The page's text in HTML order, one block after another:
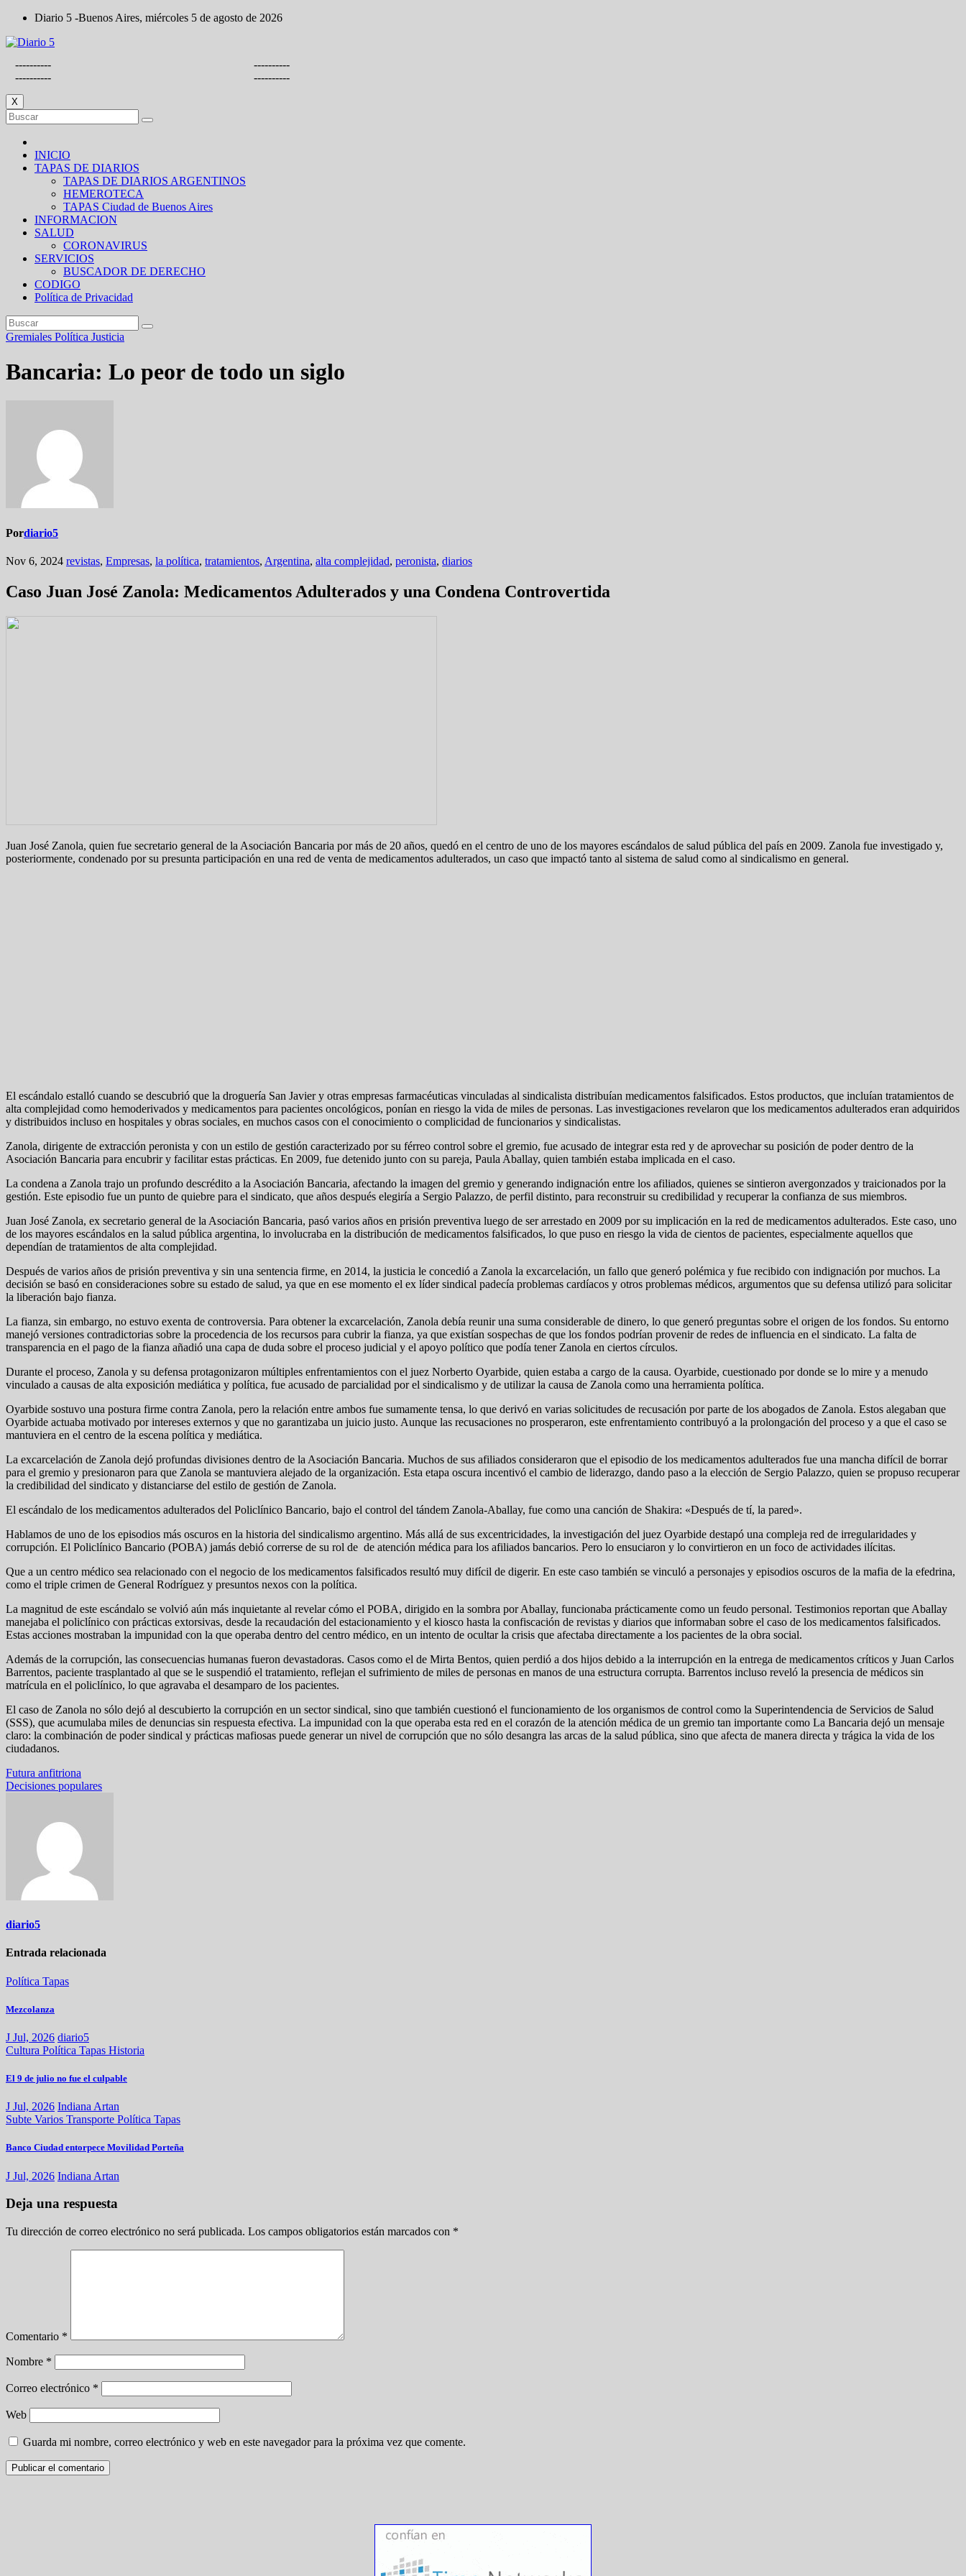
Saltar
contenido
Diario 5 -Buenos Aires, miércoles 5 de agosto de 2026
----------
----------
----------
----------
X
INICIO
TAPAS DE DIARIOS
TAPAS DE DIARIOS ARGENTINOS
HEMEROTECA
TAPAS Ciudad de Buenos Aires
INFORMACION
SALUD
CORONAVIRUS
SERVICIOS
BUSCADOR DE DERECHO
CODIGO
Política de Privacidad
Gremiales Política Justicia
Bancaria: Lo peor de todo un siglo
Pordiario5
Nov 6, 2024 revistas, Empresas, la política, tratamientos, Argentina, alta complejidad, peronista, diarios
Caso Juan José Zanola: Medicamentos Adulterados y una Condena Controvertida
Juan José Zanola, quien fue secretario general de la Asociación Bancaria por más de 20 años, quedó en el centro de uno de los mayores escándalos de salud pública del país en 2009. Zanola fue investigado y,
posteriormente, condenado por su presunta participación en una red de venta de medicamentos adulterados, un caso que impactó tanto al sistema de salud como al sindicalismo en general.
El escándalo estalló cuando se descubrió que la droguería San Javier y otras empresas farmacéuticas vinculadas al sindicalista distribuían medicamentos falsificados. Estos productos, que incluían tratamientos de
alta complejidad como hemoderivados y medicamentos para pacientes oncológicos, ponían en riesgo la vida de miles de personas. Las investigaciones revelaron que los medicamentos adulterados eran adquiridos
y distribuidos incluso en hospitales y obras sociales, en muchos casos con el conocimiento o complicidad de funcionarios y sindicalistas.
Zanola, dirigente de extracción peronista y con un estilo de gestión caracterizado por su férreo control sobre el gremio, fue acusado de integrar esta red y de aprovechar su posición de poder dentro de la
Asociación Bancaria para encubrir y facilitar estas prácticas. En 2009, fue detenido junto con su pareja, Paula Aballay, quien también estaba implicada en el caso.
La condena a Zanola trajo un profundo descrédito a la Asociación Bancaria, afectando la imagen del gremio y generando indignación entre los afiliados, quienes se sintieron avergonzados y traicionados por la
gestión. Este episodio fue un punto de quiebre para el sindicato, que años después elegiría a Sergio Palazzo, de perfil distinto, para reconstruir su credibilidad y recuperar la confianza de sus miembros.
Juan José Zanola, ex secretario general de la Asociación Bancaria, pasó varios años en prisión preventiva luego de ser arrestado en 2009 por su implicación en la red de medicamentos adulterados. Este caso, uno
de los mayores escándalos en la salud pública argentina, lo involucraba en la distribución de medicamentos falsificados, lo que puso en riesgo la vida de cientos de pacientes, especialmente aquellos que
dependían de tratamientos de alta complejidad.
Después de varios años de prisión preventiva y sin una sentencia firme, en 2014, la justicia le concedió a Zanola la excarcelación, un fallo que generó polémica y fue recibido con indignación por muchos. La
decisión se basó en consideraciones sobre su estado de salud, ya que en ese momento el ex líder sindical padecía problemas cardíacos y otros problemas médicos, argumentos que su defensa utilizó para solicitar
la liberación bajo fianza.
La fianza, sin embargo, no estuvo exenta de controversia. Para obtener la excarcelación, Zanola debía reunir una suma considerable de dinero, lo que generó preguntas sobre el origen de los fondos. Su entorno
manejó versiones contradictorias sobre la procedencia de los recursos para cubrir la fianza, ya que existían sospechas de que los fondos podrían provenir de redes de influencia en el sindicato. La falta de
transparencia en el pago de la fianza añadió una capa de duda sobre el proceso judicial y el apoyo político que podía tener Zanola en ciertos círculos.
Durante el proceso, Zanola y su defensa protagonizaron múltiples enfrentamientos con el juez Norberto Oyarbide, quien estaba a cargo de la causa. Oyarbide, cuestionado por donde se lo mire y a menudo
vinculado a causas de alta exposición mediática y política, fue acusado de parcialidad por el sindicalismo y de utilizar la causa de Zanola como una herramienta política.
Oyarbide sostuvo una postura firme contra Zanola, pero la relación entre ambos fue sumamente tensa, lo que derivó en varias solicitudes de recusación por parte de los abogados de Zanola. Estos alegaban que
Oyarbide actuaba motivado por intereses externos y que no garantizaba un juicio justo. Aunque las recusaciones no prosperaron, este enfrentamiento contribuyó a la prolongación del proceso y a que el caso se
mantuviera en el centro de la escena política y mediática.
La excarcelación de Zanola dejó profundas divisiones dentro de la Asociación Bancaria. Muchos de sus afiliados consideraron que el episodio de los medicamentos adulterados fue una mancha difícil de borrar
para el gremio y presionaron para que Zanola se mantuviera alejado de la organización. Esta etapa oscura incentivó el cambio de liderazgo, dando paso a la elección de Sergio Palazzo, quien se propuso recuperar
la credibilidad del sindicato y distanciarse del estilo de gestión de Zanola.
El escándalo de los medicamentos adulterados del Policlínico Bancario, bajo el control del tándem Zanola-Aballay, fue como una canción de Shakira: «Después de tí, la pared».
Hablamos de uno de los episodios más oscuros en la historia del sindicalismo argentino. Más allá de sus excentricidades, la investigación del juez Oyarbide destapó una compleja red de irregularidades y
corrupción. El Policlínico Bancario (POBA) jamás debió correrse de su rol de de atención médica para los afiliados bancarios. Pero lo ensuciaron y lo convirtieron en un foco de actividades ilícitas.
Que a un centro médico sea relacionado con el negocio de los medicamentos falsificados resultó muy difícil de digerir. En este caso también se vinculó a personajes y episodios oscuros de la mafia de la efedrina,
como el triple crimen de General Rodríguez y presuntos nexos con la política.
La magnitud de este escándalo se volvió aún más inquietante al revelar cómo el POBA, dirigido en la sombra por Aballay, funcionaba prácticamente como un feudo personal. Testimonios reportan que Aballay
manejaba el policlínico con prácticas extorsivas, desde la recaudación del estacionamiento y el kiosco hasta la confiscación de revistas y diarios que informaban sobre el caso de los medicamentos falsificados.
Estas acciones mostraban la impunidad con la que operaba dentro del centro médico, en un intento de ocultar la crisis que afectaba directamente a los pacientes de la obra social.
Además de la corrupción, las consecuencias humanas fueron devastadoras. Casos como el de Mirta Bentos, quien perdió a dos hijos debido a la interrupción en la entrega de medicamentos críticos y Juan Carlos
Barrentos, paciente trasplantado al que se le suspendió el tratamiento, reflejan el sufrimiento de miles de personas en manos de una estructura corrupta. Barrentos incluso reveló la presencia de médicos sin
matrícula en el policlínico, lo que agravaba el desamparo de los pacientes.
El caso de Zanola no sólo dejó al descubierto la corrupción en un sector sindical, sino que también cuestionó el funcionamiento de los organismos de control como la Superintendencia de Servicios de Salud
(SSS), que acumulaba miles de denuncias sin respuesta efectiva. La impunidad con la que operaba esta red en el corazón de la atención médica de un gremio tan importante como La Bancaria dejó un mensaje
claro: la combinación de poder sindical y prácticas mafiosas puede generar un nivel de corrupción que no sólo desangra las arcas de la salud pública, sino que afecta de manera directa y trágica la vida de los
ciudadanos.
Navegación
de
Futura anfitriona
Decisiones populares
diario5
Entrada relacionada
Política Tapas
Mezcolanza
J Jul, 2026 diario5
Cultura Política Tapas Historia
El 9 de julio no fue el culpable
J Jul, 2026 Indiana Artan
Subte Varios Transporte Política Tapas
Banco Ciudad entorpece Movilidad Porteña
J Jul, 2026 Indiana Artan
Deja una respuesta
Tu dirección de correo electrónico no será publicada. Los campos obligatorios están marcados con *
Comentario *
Nombre *
Correo electrónico *
Web
Guarda mi nombre, correo electrónico y web en este navegador para la próxima vez que comente.